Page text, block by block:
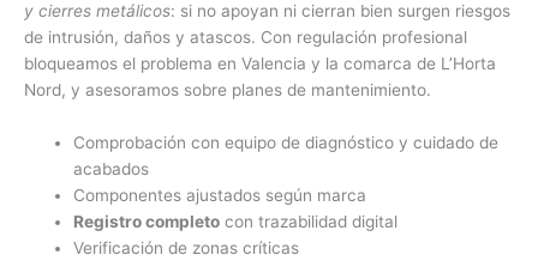
y cierres metálicos: si no apoyan ni cierran bien surgen riesgos
de intrusión, daños y atascos. Con regulación profesional
bloqueamos el problema en Valencia y la comarca de L’Horta
Nord, y asesoramos sobre planes de mantenimiento.
Comprobación con equipo de diagnóstico y cuidado de
acabados
Componentes ajustados según marca
Registro completo con trazabilidad digital
Verificación de zonas críticas